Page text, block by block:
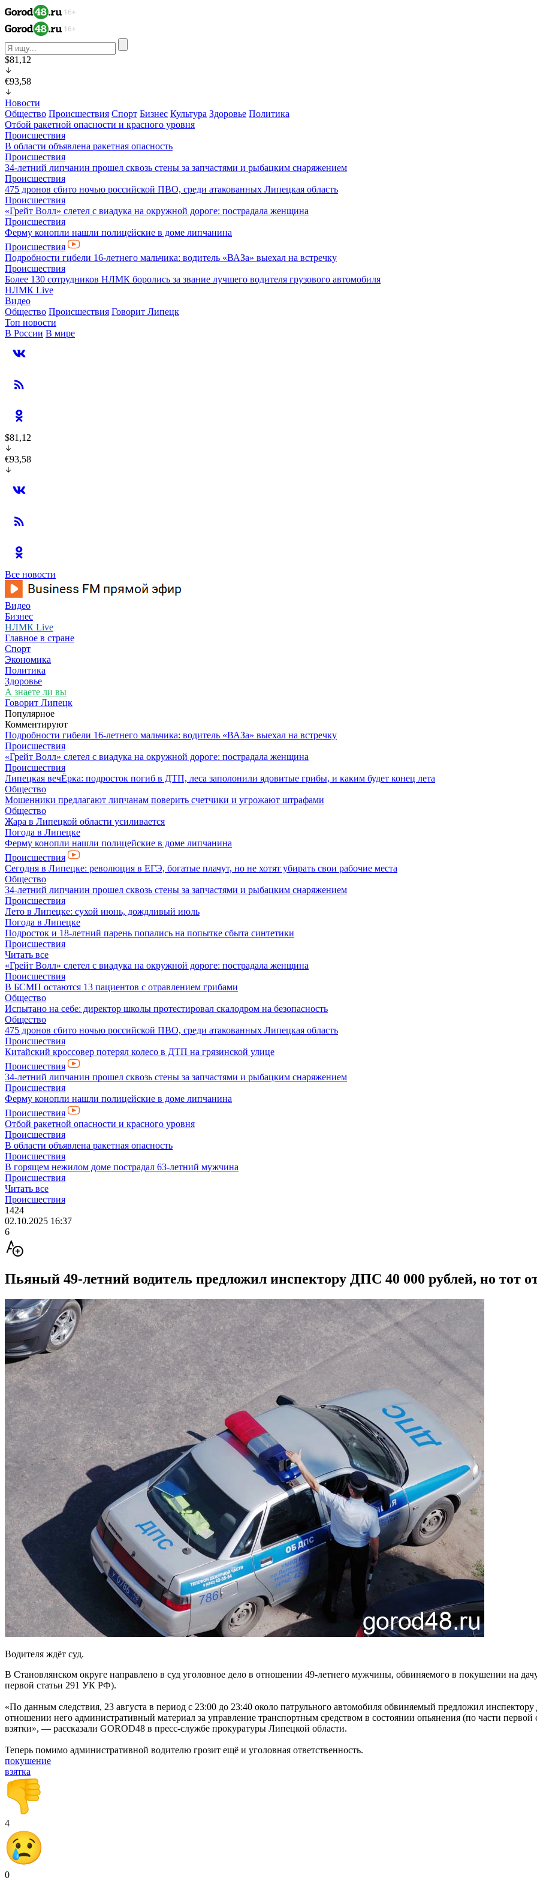
$81,12
€93,58
Новости
Общество Происшествия Спорт Бизнес Культура Здоровье Политика
Отбой ракетной опасности и красного уровня
Происшествия
В области объявлена ракетная опасность
Происшествия
34-летний липчанин прошел сквозь стены за запчастями и рыбацким снаряжением
Происшествия
475 дронов сбито ночью российской ПВО, среди атакованных Липецкая область
Происшествия
«Грейт Волл» слетел с виадука на окружной дороге: пострадала женщина
Происшествия
Ферму конопли нашли полицейские в доме липчанина
Происшествия
Подробности гибели 16-летнего мальчика: водитель «ВАЗа» выехал на встречку
Происшествия
Более 130 сотрудников НЛМК боролись за звание лучшего водителя грузового автомобиля
НЛМК Live
Видео
Общество Происшествия Говорит Липецк
Топ новости
В России В мире
$81,12
€93,58
Все новости
Видео
Бизнес
НЛМК Live
Главное в стране
Спорт
Экономика
Политика
Здоровье
А знаете ли вы
Говорит Липецк
Популярное
Комментируют
Подробности гибели 16-летнего мальчика: водитель «ВАЗа» выехал на встречку
Происшествия
«Грейт Волл» слетел с виадука на окружной дороге: пострадала женщина
Происшествия
Липецкая вечЁрка: подросток погиб в ДТП, леса заполонили ядовитые грибы, и каким будет конец лета
Общество
Мошенники предлагают липчанам поверить счетчики и угрожают штрафами
Общество
Жара в Липецкой области усиливается
Погода в Липецке
Ферму конопли нашли полицейские в доме липчанина
Происшествия
Сегодня в Липецке: революция в ЕГЭ, богатые плачут, но не хотят убирать свои рабочие места
Общество
34-летний липчанин прошел сквозь стены за запчастями и рыбацким снаряжением
Происшествия
Лето в Липецке: сухой июнь, дождливый июль
Погода в Липецке
Подросток и 18-летний парень попались на попытке сбыта синтетики
Происшествия
Читать все
«Грейт Волл» слетел с виадука на окружной дороге: пострадала женщина
Происшествия
В БСМП остаются 13 пациентов с отравлением грибами
Общество
Испытано на себе: директор школы протестировал скалодром на безопасность
Общество
475 дронов сбито ночью российской ПВО, среди атакованных Липецкая область
Происшествия
Китайский кроссовер потерял колесо в ДТП на грязинской улице
Происшествия
34-летний липчанин прошел сквозь стены за запчастями и рыбацким снаряжением
Происшествия
Ферму конопли нашли полицейские в доме липчанина
Происшествия
Отбой ракетной опасности и красного уровня
Происшествия
В области объявлена ракетная опасность
Происшествия
В горящем нежилом доме пострадал 63-летний мужчина
Происшествия
Читать все
Происшествия
1424
02.10.2025 16:37
6
Пьяный 49-летний водитель предложил инспектору ДПС 40 000 рублей, но тот
Водителя ждёт суд.
В Становлянском округе направлено в суд уголовное дело в отношении 49-летнего мужчины, обвиняемого в покушении на
первой статьи 291 УК РФ).
«По данным следствия, 23 августа в период с 23:00 до 23:40 около патрульного автомобиля обвиняемый предложил
отношении него административный материал за управление транспортным средством в состоянии опьянения (по части
взятки», — рассказали GOROD48 в пресс-службе прокуратуры Липецкой области.
Теперь помимо административной водителю грозит ещё и уголовная ответственность.
покушение
взятка
4
0